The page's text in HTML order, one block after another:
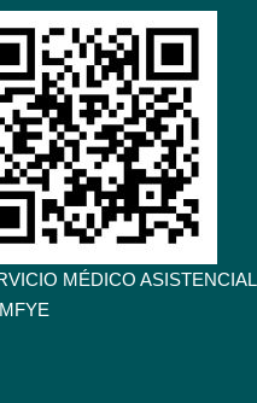
MÉDICO ASISTENCIAL